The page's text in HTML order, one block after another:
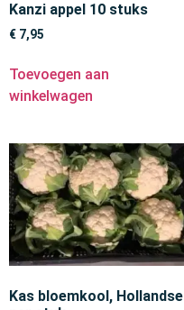
Kanzi appel 10 stuks
€ 7,95
Toevoegen aan
winkelwagen
Kas bloemkool, Hollandse